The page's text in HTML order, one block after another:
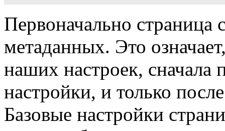
Первоначально страница
метаданных. Это
наших настроек, сначала
настройки, и только
Базовые настройки